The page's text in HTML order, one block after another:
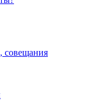
совещания